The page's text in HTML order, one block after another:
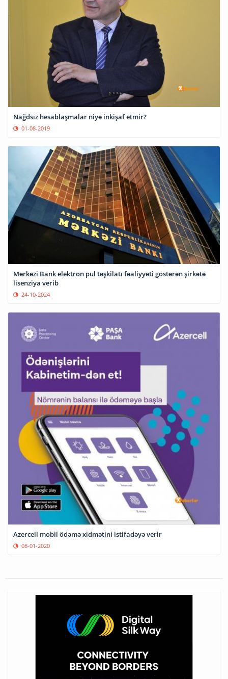
Nağdsız hesablaşmalar niyə inkişaf etmir?
01-08-2019
Mərkəzi Bank elektron pul təşkilatı fəaliyyəti göstərən şirkətə
lisenziya verib
24-10-2024
Azercell mobil ödəmə xidmətini istifadəyə verir
08-01-2020